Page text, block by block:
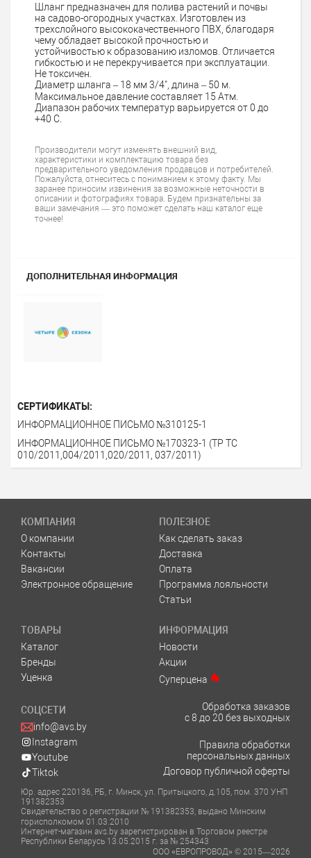
Шланг предназначен для полива растений и почвы
на садово-огородных участках. Изготовлен из
трехслойного высококачественного ПВХ, благодаря
чему обладает высокой прочностью и
устойчивостью к образованию изломов. Отличается
гибкостью и не перекручивается при эксплуатации.
Не токсичен.
Диаметр шланга – 18 мм 3/4", длина – 50 м.
Максимальное давление составляет 15 Атм.
Диапазон рабочих температур варьируется от 0 до
+40 С.
Производители могут изменять внешний вид,
характеристики и комплектацию товара без
предварительного уведомления продавцов и потребителей.
Пожалуйста, отнеситесь с пониманием к этому факту. Мы
заранее приносим извинения за возможные неточности в
описании и фотографиях товара. Будем признательны за
ваши замечания — это поможет сделать наш каталог еще
точнее!
ДОПОЛНИТЕЛЬНАЯ ИНФОРМАЦИЯ
СЕРТИФИКАТЫ:
ИНФОРМАЦИОННОЕ ПИСЬМО №310125-1
ИНФОРМАЦИОННОЕ ПИСЬМО №170323-1 (ТР ТС
010/2011,004/2011,020/2011, 037/2011)
КОМПАНИЯ
О компании
Контакты
Вакансии
Электронное обращение
ПОЛЕЗНОЕ
Как сделать заказ
Доставка
Оплата
Программа лояльности
Статьи
ТОВАРЫ
Каталог
Бренды
Уценка
ИНФОРМАЦИЯ
Новости
Акции
Суперцена
СОЦСЕТИ
info@avs.by
Instagram
Youtube
Tiktok
Обработка заказов
с 8 до 20 без выходных
Правила обработки
персональных данных
Договор публичной оферты
Юр. адрес 220136, РБ, г. Минск, ул. Притыцкого, д.105, пом. 370 УНП
191382353
Свидетельство о регистрации № 191382353, выдано Минским
горисполкомом 01.03.2010
Интернет-магазин avs.by зарегистрирован в Торговом реестре
Республики Беларусь 13.05.2015 г. за № 254343
ООО «ЕВРОПРОВОД» © 2015—2026